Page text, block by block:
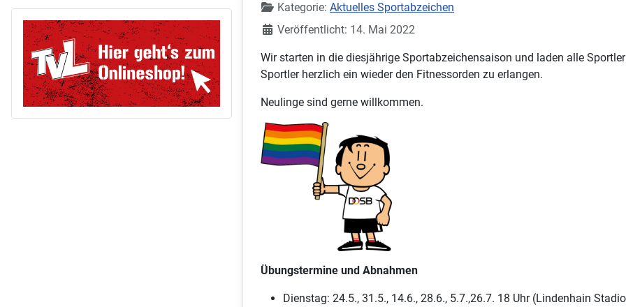
Kategorie: Aktuelles Sportabzeichen
Veröffentlicht: 14. Mai 2022
Wir starten in die diesjährige Sportabzeichensaison und laden alle
Sportler herzlich ein wieder den Fitnessorden zu erlangen.
Neulinge sind gerne willkommen.
Übungstermine und Abnahmen
Dienstag: 24.5., 31.5., 14.6., 28.6., 5.7.,26.7. 18 Uhr (Lindenhain